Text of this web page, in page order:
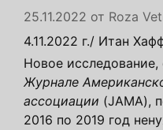
25.11.2022 от Roza
4.11.2022 г./ Итан
Новое исследование,
Журнале
ассоциации (JAMA),
2016 по 2019 год